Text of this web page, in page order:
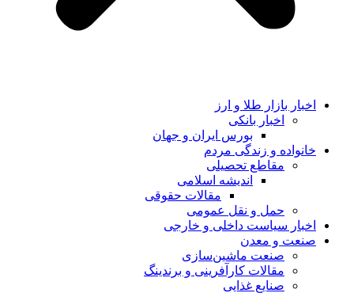
اخبار بازار طلا و ارز
اخبار بانکی
بورس ایران و جهان
خانواده و زندگی مردم
مقاطع تحصیلی
اندیشه اسلامی
مقالات حقوقی
حمل و نقل عمومی
اخبار سیاست داخلی و خارجی
صنعت و معدن
صنعت ماشین‌سازی
مقالات کارآفرینی و برندینگ
صنایع غذایی